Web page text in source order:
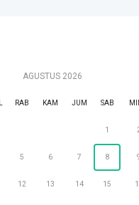
AGUSTUS 2026
RAB KAM JUM SAB
1
5 6 7 8
12 13 14 15